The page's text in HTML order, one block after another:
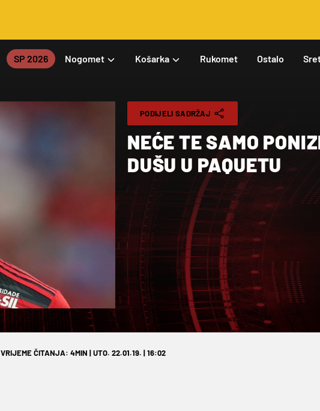
SP 2026 Nogomet Košarka Rukomet Ostalo
PODIJELI SADRŽAJ
NEĆE TE SAMO
DUŠU U PAQUETU
VRIJEME ČITANJA: 4MIN | UTO. 22.01.19. | 16:02